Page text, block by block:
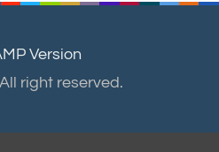
Version
right reserved.